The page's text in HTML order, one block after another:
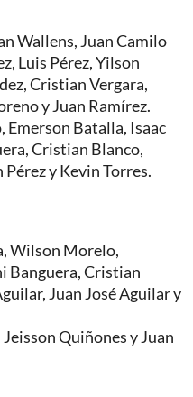
Wallens, Juan Camilo
Luis Pérez, Yilson
Cristian Vergara,
y Juan Ramírez.
Emerson Batalla, Isaac
Cristian Blanco,
y Kevin Torres.
Wilson Morelo,
Banguera, Cristian
Juan José Aguilar y
Quiñones y Juan